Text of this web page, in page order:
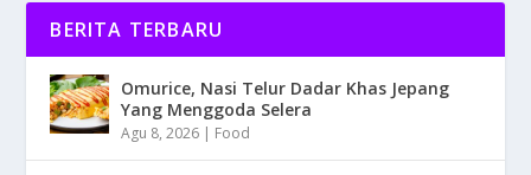
BERITA TERBARU
Omurice, Nasi Telur Dadar Khas Jepang
Yang Menggoda Selera
Agu 8, 2026 | Food